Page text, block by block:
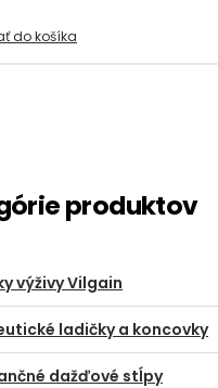
do košíka
produktov
výživy Vilgain
ladičky a koncovky
dažďové stĺpy